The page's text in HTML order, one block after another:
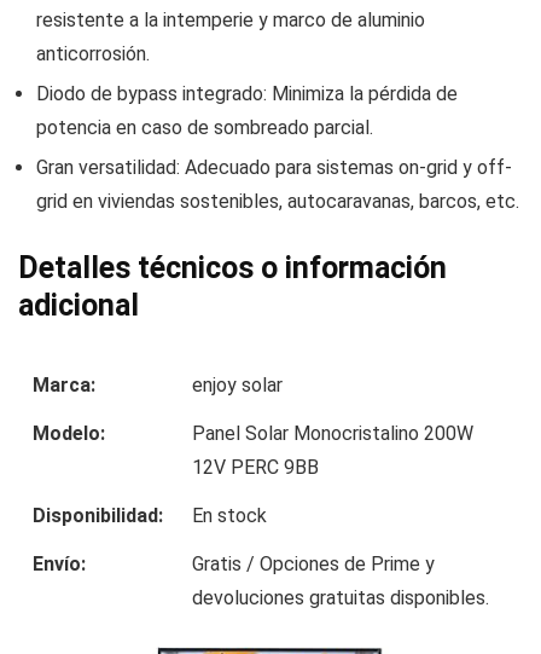
resistente a la intemperie y marco de aluminio
anticorrosión.
Diodo de bypass integrado: Minimiza la pérdida de
potencia en caso de sombreado parcial.
Gran versatilidad: Adecuado para sistemas on-grid y off-
grid en viviendas sostenibles, autocaravanas, barcos, etc.
Detalles técnicos o información
adicional
Marca: enjoy solar
Modelo:
Panel Solar Monocristalino 200W
12V PERC 9BB
Disponibilidad: En stock
Envío:
Gratis / Opciones de Prime y
devoluciones gratuitas disponibles.